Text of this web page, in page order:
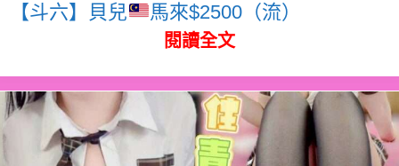
【斗六】貝兒 馬來$2500（流）
閱讀全文